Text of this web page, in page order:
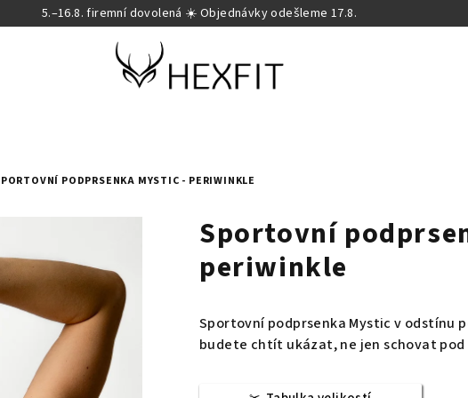
5.–16.8. firemní dovolená ☀️ Objednávky odešleme 17.8.
PODPRSENKA MYSTIC - PERIWINKLE
Sportovní
periwinkle
Sportovní podprsenka Mystic v odstínu
budete chtít ukázat, ne jen schovat